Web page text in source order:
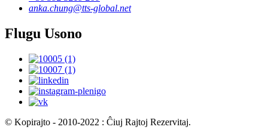
anka.chung@tts-global.net
Flugu Usono
© Kopirajto - 2010-2022 : Ĉiuj Rajtoj Rezervitaj.